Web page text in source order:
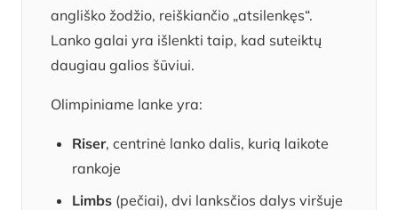
angliško žodžio, reiškiančio „atsilenkęs“.
Lanko galai yra išlenkti taip, kad suteiktų
daugiau galios šūviui.
Olimpiniame lanke yra:
Riser, centrinė lanko dalis, kurią laikote
rankoje
Limbs (pečiai), dvi lanksčios dalys viršuje